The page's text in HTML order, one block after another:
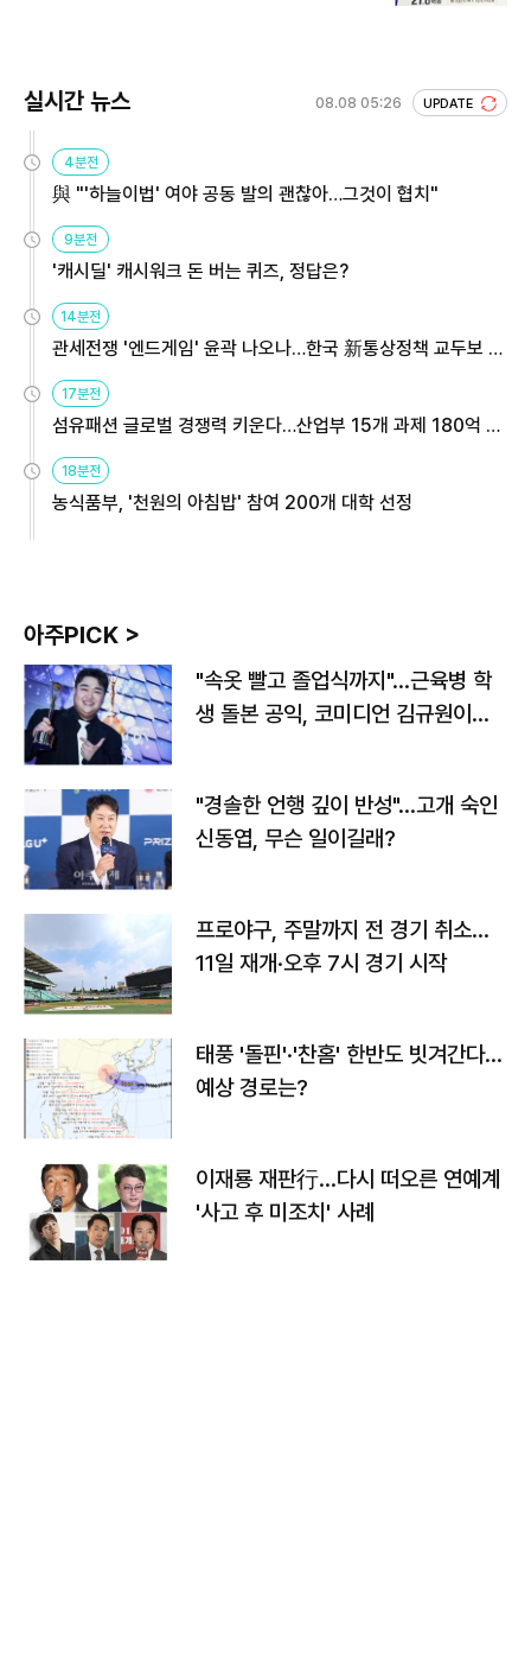
실시간 뉴스 08.08 05:26 UPDATE
4분전
與 "'하늘이법' 여야 공동 발의 괜찮아…그것이 협치"
9분전
'캐시딜' 캐시워크 돈 버는 퀴즈, 정답은?
14분전
관세전쟁 '엔드게임' 윤곽 나오나…한국 新통상정책 교두보 활
용해야
17분전
섬유패션 글로벌 경쟁력 키운다…산업부 15개 과제 180억 지
원
18분전
농식품부, '천원의 아침밥' 참여 200개 대학 선정
아주PICK >
"속옷 빨고 졸업식까지"…근육병 학
생 돌본 공익, 코미디언 김규원이었
"경솔한 언행 깊이 반성"…고개 숙인
신동엽, 무슨 일이길래?
프로야구, 주말까지 전 경기 취소…
11일 재개·오후 7시 경기 시작
태풍 '돌핀'·'찬홈' 한반도 빗겨간다…
예상 경로는?
이재룡 재판行…다시 떠오른 연예계
'사고 후 미조치' 사례